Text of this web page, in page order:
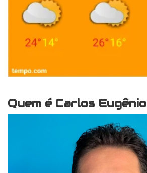
Quem é Carlos Eugênio